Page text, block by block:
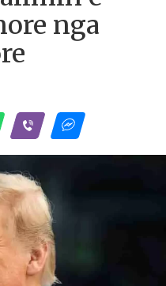
nga